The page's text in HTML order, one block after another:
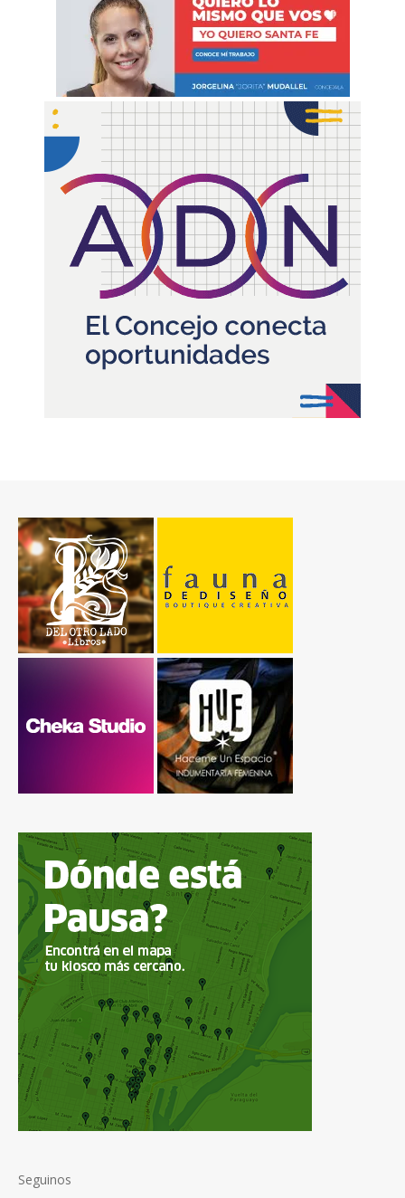
Seguinos